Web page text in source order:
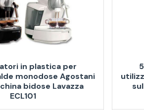
in plastica per
monodose Agostani
bidose Lavazza
ECL101